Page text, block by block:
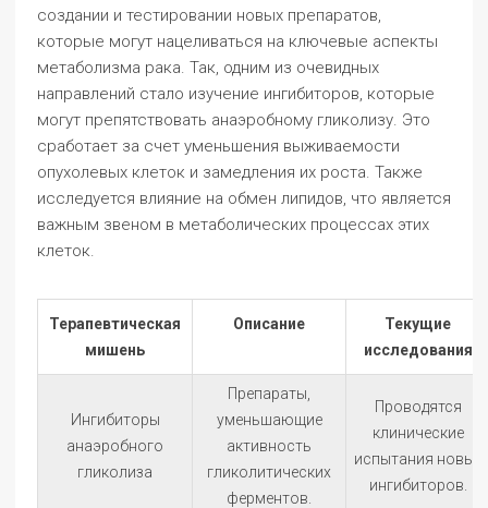
создании и тестировании новых препаратов,
которые могут нацеливаться на ключевые аспекты
метаболизма рака. Так, одним из очевидных
направлений стало изучение ингибиторов, которые
могут препятствовать анаэробному гликолизу. Это
сработает за счет уменьшения выживаемости
опухолевых клеток и замедления их роста. Также
исследуется влияние на обмен липидов, что является
важным звеном в метаболических процессах этих
клеток.
Терапевтическая
мишень
Описание
Текущие
исследования
Ингибиторы
анаэробного
гликолиза
Препараты,
уменьшающие
активность
гликолитических
ферментов.
Проводятся
клинические
испытания новых
ингибиторов.